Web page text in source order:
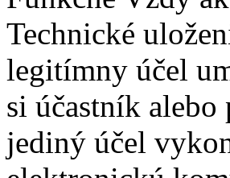
Technické
legitímny účel
si účastník
jediný účel